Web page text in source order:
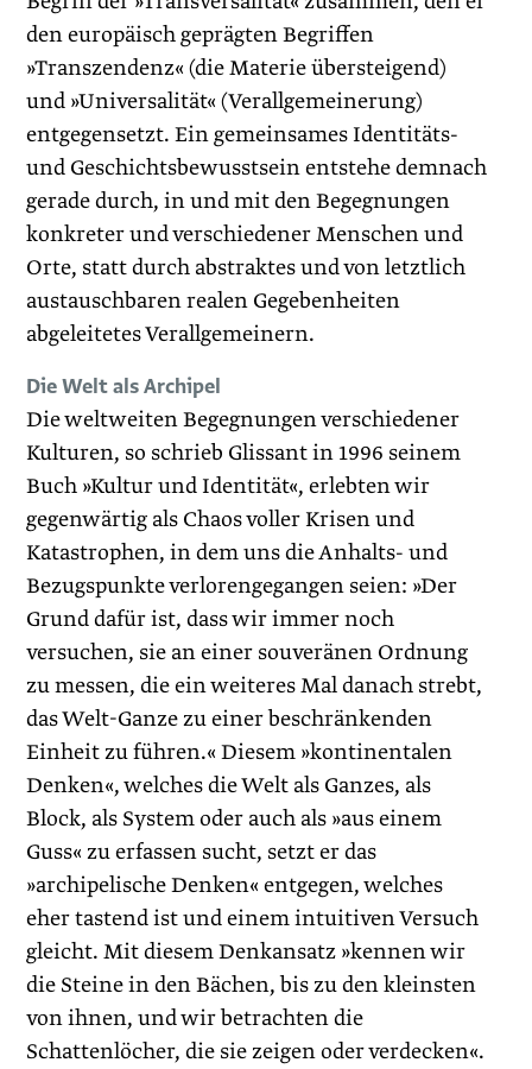
den europäisch geprägten Begriffen
»Transzendenz« (die Materie übersteigend)
und »Universalität« (Verallgemeinerung)
entgegensetzt. Ein gemeinsames Identitäts-
und Geschichtsbewusstsein entstehe demnach
gerade durch, in und mit den Begegnungen
konkreter und verschiedener Menschen und
Orte, statt durch abstraktes und von letztlich
austauschbaren realen Gegebenheiten
abgeleitetes Verallgemeinern.
Die Welt als Archipel
Die weltweiten Begegnungen verschiedener
Kulturen, so schrieb Glissant in 1996 seinem
Buch »Kultur und Identität«, erlebten wir
gegenwärtig als Chaos voller Krisen und
Katastrophen, in dem uns die Anhalts- und
Bezugspunkte verlorengegangen seien: »Der
Grund dafür ist, dass wir immer noch
versuchen, sie an einer souveränen Ordnung
zu messen, die ein weiteres Mal danach strebt,
das Welt-Ganze zu einer beschränkenden
Einheit zu führen.« Diesem »kontinentalen
Denken«, welches die Welt als Ganzes, als
Block, als System oder auch als »aus einem
Guss« zu erfassen sucht, setzt er das
»archipelische Denken« entgegen, welches
eher tastend ist und einem intuitiven Versuch
gleicht. Mit diesem Denkansatz »kennen wir
die Steine in den Bächen, bis zu den kleinsten
von ihnen, und wir betrachten die
Schattenlöcher, die sie zeigen oder verdecken«.